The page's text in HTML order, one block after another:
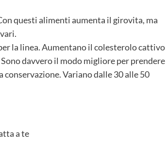
questi alimenti aumenta il girovita, ma
la linea. Aumentano il colesterolo cattivo
davvero il modo migliore per prendere
Variano dalle 30 alle 50
a te